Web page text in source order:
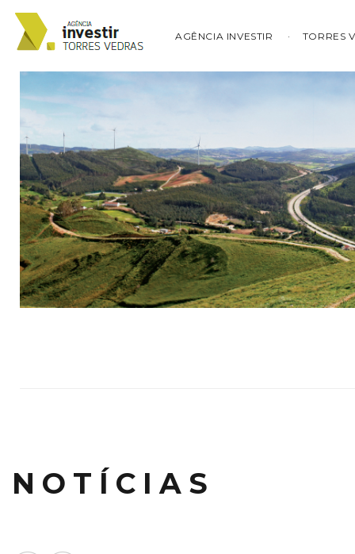
AGÊNCIA INVESTIR TORRES
NOTÍCIAS